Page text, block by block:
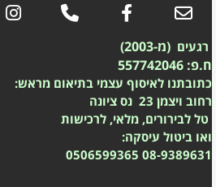
רגעים (מ-2003)
ח.פ: 557742046
כתובתנו לאיסוף עצמי בתיאום מראש:
רחוב ויצמן 23 נס ציונה
טל לבירורים, מלאי, לרכישות
ואו ביטול עיסקה:
08-9389631
0506599365